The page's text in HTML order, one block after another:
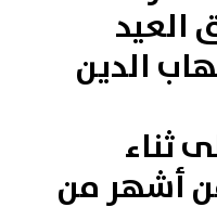
العيد
الدين
ثناء
أشهر من